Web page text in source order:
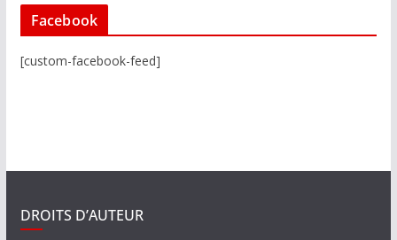
Facebook
[custom-facebook-feed]
DROITS D’AUTEUR